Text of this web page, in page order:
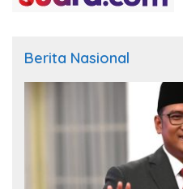
Berita Nasional